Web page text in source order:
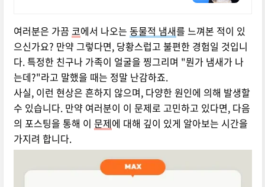
여러분은 가끔 코에서 나오는 동물적 냄새를 느껴본 적이 있
으신가요? 만약 그렇다면, 당황스럽고 불편한 경험일 것입니
다. 특정한 친구나 가족이 얼굴을 찡그리며 "뭔가 냄새가 나
는데?"라고 말했을 때는 정말 난감하죠.
사실, 이런 현상은 흔하지 않으며, 다양한 원인에 의해 발생할
수 있습니다. 만약 여러분이 이 문제로 고민하고 있다면, 다음
의 포스팅을 통해 이 문제에 대해 깊이 있게 알아보는 시간을
가지려 합니다.